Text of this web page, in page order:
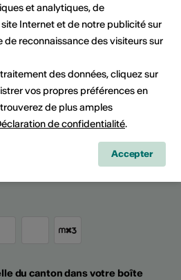
du canton dans votre boîte
et analytiques, de
Internet et de notre publicité sur
de reconnaissance des visiteurs sur
des données, cliquez sur
vos propres préférences en
de plus amples
de confidentialité.
Accepter